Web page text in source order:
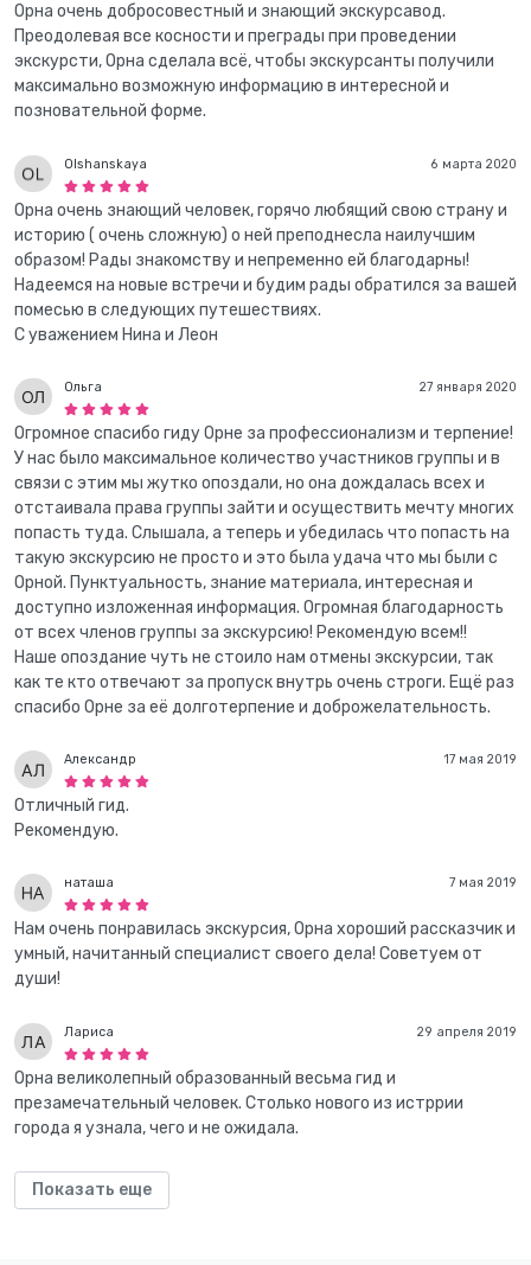
Орна очень добросовестный и знающий экскурсавод.
Преодолевая все косности и преграды при проведении
экскурсти, Орна сделала всё, чтобы экскурсанты получили
максимально возможную информацию в интересной и
позновательной форме.
6 марта 2020
Olshanskaya
Орна очень знающий человек, горячо любящий свою страну и
историю ( очень сложную) о ней преподнесла наилучшим
образом! Рады знакомству и непременно ей благодарны!
Надеемся на новые встречи и будим рады обратился за вашей
помесью в следующих путешествиях.
С уважением Нина и Леон
27 января 2020
Ольга
Огромное спасибо гиду Орне за профессионализм и терпение!
У нас было максимальное количество участников группы и в
связи с этим мы жутко опоздали, но она дождалась всех и
отстаивала права группы зайти и осуществить мечту многих
попасть туда. Слышала, а теперь и убедилась что попасть на
такую экскурсию не просто и это была удача что мы были с
Орной. Пунктуальность, знание материала, интересная и
доступно изложенная информация. Огромная благодарность
от всех членов группы за экскурсию! Рекомендую всем!!
Наше опоздание чуть не стоило нам отмены экскурсии, так
как те кто отвечают за пропуск внутрь очень строги. Ещё раз
спасибо Орне за её долготерпение и доброжелательность.
17 мая 2019
Александр
Отличный гид.
Рекомендую.
7 мая 2019
наташа
Нам очень понравилась экскурсия, Орна хороший рассказчик и
умный, начитанный специалист своего дела! Советуем от
души!
29 апреля 2019
Лариса
Орна великолепный образованный весьма гид и
презамечательный человек. Столько нового из истррии
города я узнала, чего и не ожидала.
Показать еще